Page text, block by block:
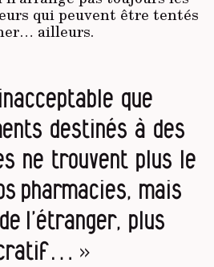
qui peuvent être tentés
ailleurs.
que
destinés à des
ne trouvent plus le
pharmacies, mais
l’étranger, plus
»